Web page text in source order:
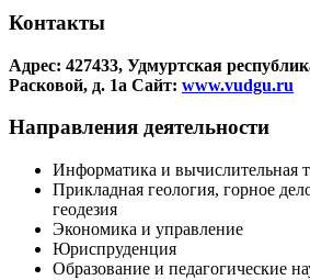
Контакты
Адрес: 427433, Удмуртская
Расковой, д. 1а Сайт: www.vudgu.ru
Направления деятельности
Информатика и вычислительная
Прикладная геология, горное
геодезия
Экономика и управление
Юриспруденция
Образование и педагогические